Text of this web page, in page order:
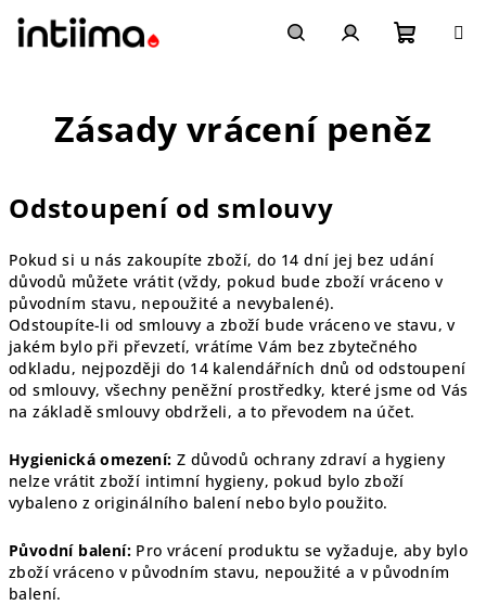
obsah
košík
Zásady vrácení peněz
Odstoupení od smlouvy
Pokud si u nás zakoupíte zboží, do 14 dní jej bez udání
důvodů můžete vrátit (vždy, pokud bude zboží vráceno v
původním stavu, nepoužité a nevybalené).
Odstoupíte-li od smlouvy a zboží bude vráceno ve stavu, v
jakém bylo při převzetí, vrátíme Vám bez zbytečného
odkladu, nejpozději do 14 kalendářních dnů od odstoupení
od smlouvy, všechny peněžní prostředky, které jsme od Vás
na základě smlouvy obdrželi, a to převodem na účet.
Hygienická omezení: Z důvodů ochrany zdraví a hygieny
nelze vrátit zboží intimní hygieny, pokud bylo zboží
vybaleno z originálního balení nebo bylo použito.
Původní balení: Pro vrácení produktu se vyžaduje, aby bylo
zboží vráceno v původním stavu, nepoužité a v původním
balení.